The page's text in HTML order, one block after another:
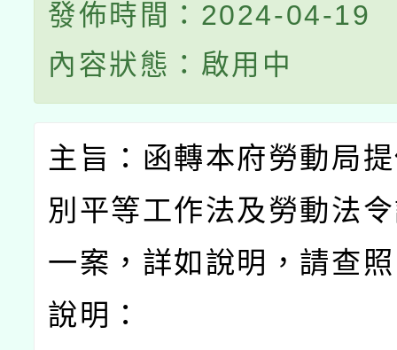
發佈時間：2024-04-19
內容狀態：啟用中
主旨：函轉本府勞動局
別平等工作法及勞動法
一案，詳如說明，請查照
說明：